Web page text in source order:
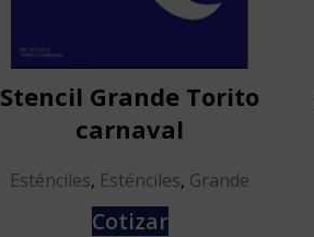
Stencil Grande Torito
carnaval
Esténciles, Esténciles, Grande
Cotizar